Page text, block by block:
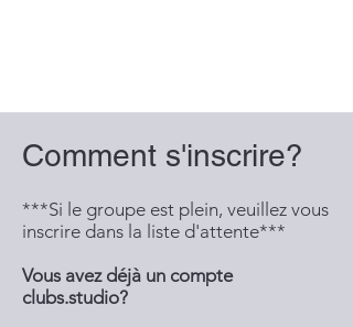
Comment s'inscrire?
***Si le groupe est plein, veuillez vous
inscrire dans la liste d'attente***
Vous avez déjà un compte
clubs.studio?